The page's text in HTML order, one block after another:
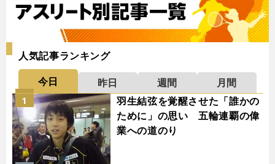
人気記事ランキング
今日 昨日 週間
月間
羽生結弦を覚醒させた「誰かの
ために」の思い 五輪連覇の偉
業への道のり
1